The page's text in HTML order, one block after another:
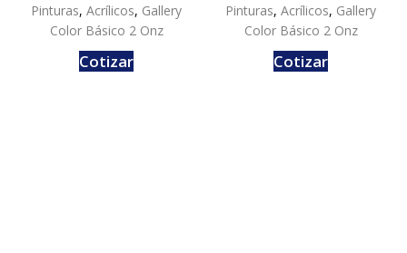
Pinturas, Acrílicos, Gallery
Color Básico 2 Onz
Cotizar
Pinturas, Acrílicos, Gallery
Color Básico 2 Onz
Cotizar